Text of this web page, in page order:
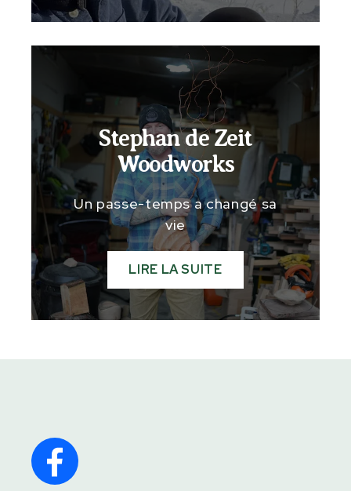
Stephan de Zeit
Woodworks
Un passe-temps a changé sa
vie
LIRE LA SUITE